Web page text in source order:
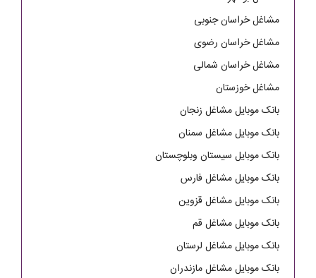
مشاغل خراسان جنوبی
مشاغل خراسان رضوی
مشاغل خراسان شمالی
مشاغل خوزستان
بانک موبایل مشاغل زنجان
بانک موبایل مشاغل سمنان
بانک موبایل سیستان وبلوچستان
بانک موبایل مشاغل فارس
بانک موبایل مشاغل قزوین
بانک موبایل مشاغل قم
بانک موبایل مشاغل لرستان
بانک موبایل مشاغل مازندران